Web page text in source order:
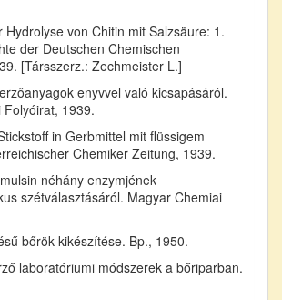
Hydrolyse von Chitin mit Salzsäure: 1.
der Deutschen Chemischen
[Társszerz.: Zechmeister L.]
enyvvel való kicsapásáról.
1939.
in Gerbmittel mit flüssigem
Chemiker Zeitung, 1939.
néhány enzymjének
szétválasztásáról. Magyar Chemiai
bőrök kikészítése. Bp., 1950.
laboratóriumi módszerek a bőriparban.